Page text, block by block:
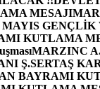
MESAJI
KUTLAMA
MARZINC
Ş.SERTAŞ
BAYRAMI